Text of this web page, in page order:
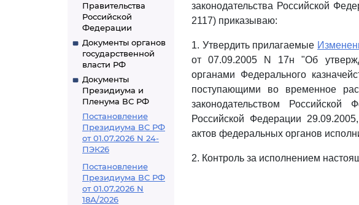
Правительства
Российской
Федерации
Документы органов
государственной
власти РФ
Документы
Президиума и
Пленума ВС РФ
Постановление
Президиума ВС РФ
от 01.07.2026 N 24-
ПЭК26
Постановление
Президиума ВС РФ
от 01.07.2026 N
18А/2026
законодательства Российской
2117) приказываю:
1. Утвердить прилагаемые
от 07.09.2005 N 17н "Об
органами Федерального
поступающими во временное
законодательством Российской
Российской Федерации
актов федеральных органов
2. Контроль за исполнением